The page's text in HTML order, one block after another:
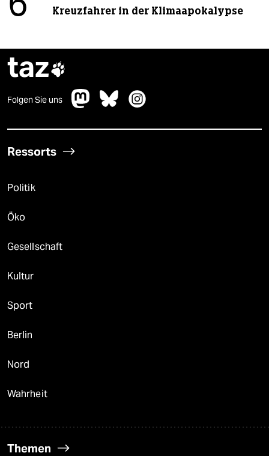
Kreuzfahrer in der Klimaapokalypse
taz
Folgen Sie uns
Ressorts
Politik
Öko
Gesellschaft
Kultur
Sport
Berlin
Nord
Wahrheit
Themen